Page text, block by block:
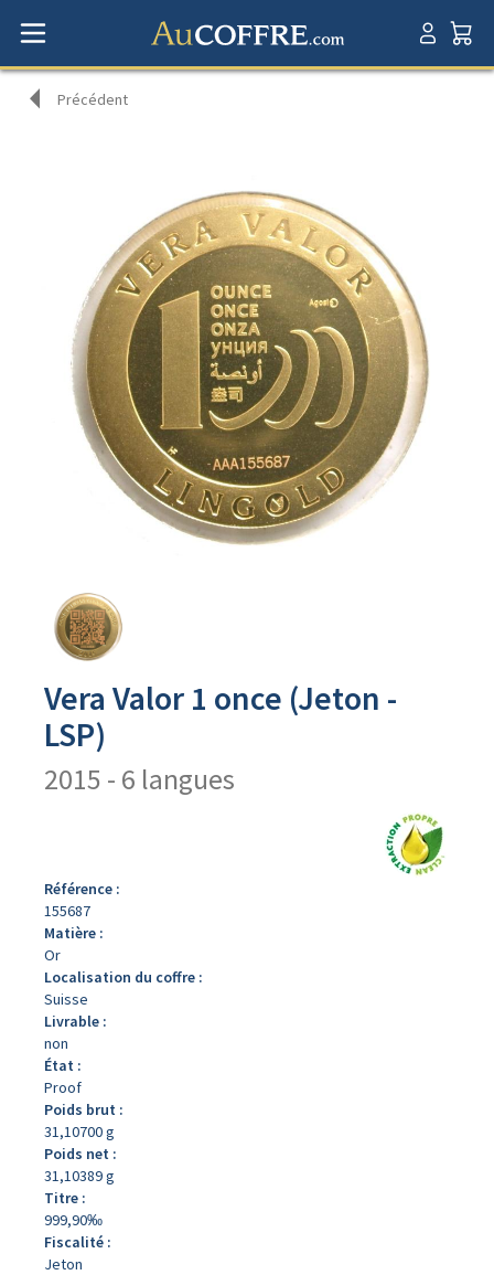
Précédent
produit
Vera Valor 1 once (Jeton -
LSP)
2015 - 6 langues
Référence :
155687
Matière :
Or
Localisation du coffre :
Suisse
Livrable :
non
État :
Proof
Poids brut :
31,10700 g
Poids net :
31,10389 g
Titre :
999,90‰
Fiscalité :
Jeton